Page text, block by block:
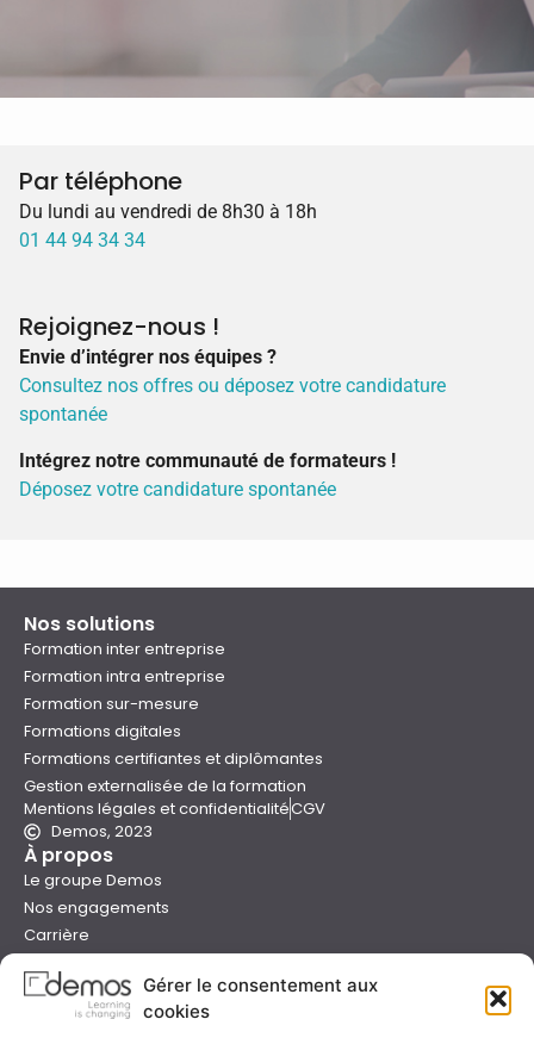
Gérer le consentement aux
cookies
Par téléphone
Du lundi au vendredi de 8h30 à 18h
01 44 94 34 34
Rejoignez-nous !
Envie d’intégrer nos équipes ?
Consultez nos offres ou déposez votre candidature
spontanée
Intégrez notre communauté de formateurs !
Déposez votre candidature spontanée
Nos solutions
Formation inter entreprise
Formation intra entreprise
Formation sur-mesure
Formations digitales
Formations certifiantes et diplômantes
Gestion externalisée de la formation
Mentions légales et confidentialitéCGV
Demos, 2023
À propos
Le groupe Demos
Nos engagements
Carrière
Presse
Catalogues